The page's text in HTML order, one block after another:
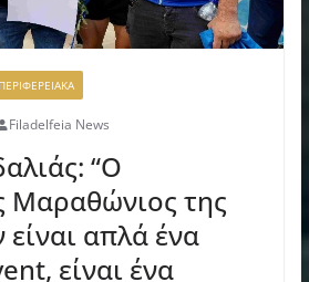
ΠΕΡΙΦΕΡΕΙΑΚΑ
Filadelfeia News
“Ο
Μαραθώνιος της
απλά ένα
είναι ένα